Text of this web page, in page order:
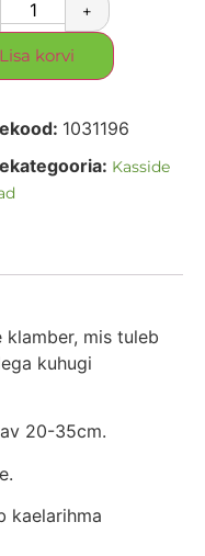
+
Lisa korvi
1031196
Kasside
klamber, mis tuleb
kuhugi
20-35cm.
kaelarihma